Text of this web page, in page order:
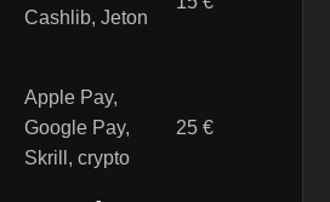
Cashlib, Jeton
Apple Pay,
Google Pay,
Skrill, crypto
25 €